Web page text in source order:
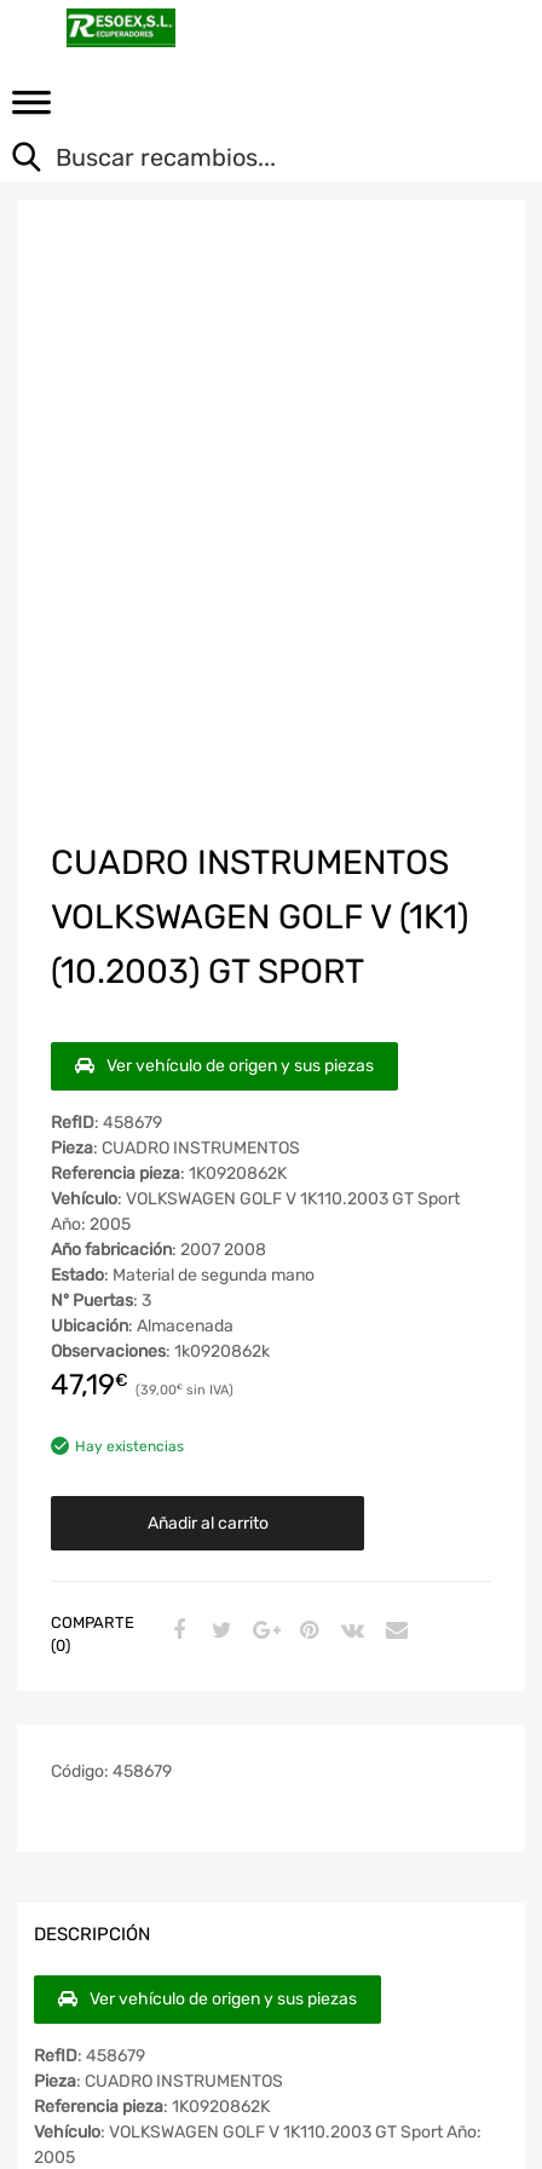
CUADRO INSTRUMENTOS
VOLKSWAGEN GOLF V (1K1)
(10.2003) GT SPORT
Ver vehículo de origen y sus piezas
RefID: 458679
Pieza: CUADRO INSTRUMENTOS
Referencia pieza: 1K0920862K
Vehículo: VOLKSWAGEN GOLF V 1K110.2003 GT Sport
Año: 2005
Año fabricación: 2007 2008
Estado: Material de segunda mano
Nº Puertas: 3
Ubicación: Almacenada
Observaciones: 1k0920862k
47,19€ 39,00€
Hay existencias
Añadir al carrito
COMPARTE
(0)
Código: 458679
DESCRIPCIÓN
Ver vehículo de origen y sus piezas
RefID: 458679
Pieza: CUADRO INSTRUMENTOS
Referencia pieza: 1K0920862K
Vehículo: VOLKSWAGEN GOLF V 1K110.2003 GT Sport Año:
2005